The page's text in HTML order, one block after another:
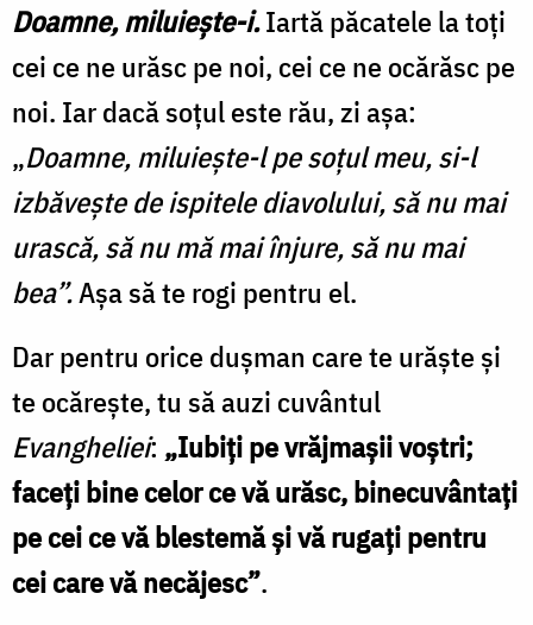
Doamne, miluieşte-i.Iartă păcatele la toţi
cei ce ne urăsc pe noi, cei ce ne ocărăsc pe
noi. Iar dacă soţul este rău, zi aşa:
„Doamne, miluieşte-l pe soţul meu, si-l
izbăveşte de ispitele diavolului, să nu mai
urască, să nu mă mai înjure, să nu mai
bea”.Aşa să te rogi pentru el.
Dar pentru orice duşman care te urăşte şi
te ocăreşte, tu să auzi cuvântul
Evangheliei: „Iubiţi pe vrăjmaşii voştri;
faceţi bine celor ce vă urăsc, binecuvântaţi
pe cei ce vă blestemă şi vă rugaţi pentru
cei care vă necăjesc”.